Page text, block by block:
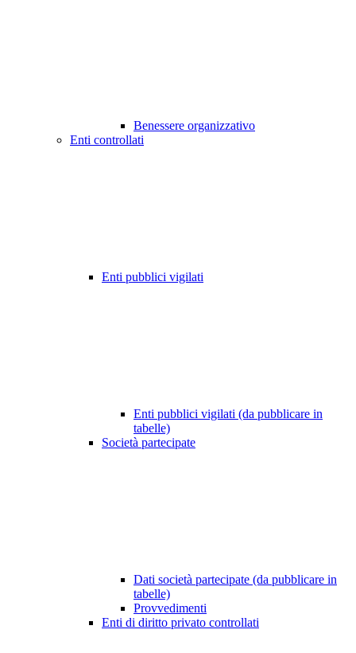
Benessere organizzativo
Enti controllati
Enti pubblici vigilati
Enti pubblici vigilati (da pubblicare in
tabelle)
Società partecipate
Dati società partecipate (da pubblicare in
tabelle)
Provvedimenti
Enti di diritto privato controllati